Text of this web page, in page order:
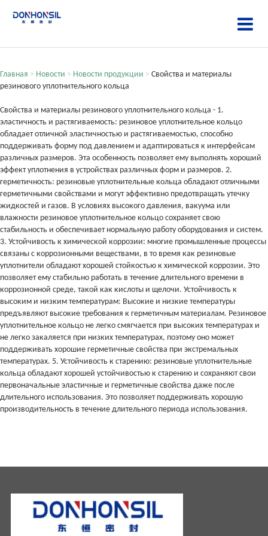
Главная > Новости > Новости продукции > Свойства и материалы
резинового уплотнительного кольца
Свойства и материалы резинового уплотнительного кольца - 1.
эластичность и растягиваемость: резиновое уплотнительное кольцо
обладает отличной эластичностью и растягиваемостью, способно
поддерживать форму под давлением и адаптироваться к интерфейсам
различных размеров. Эта особенность позволяет ему выполнять хороший
эффект уплотнения в устройствах различных форм и размеров. 2.
герметичность: резиновые уплотнительные кольца обладают отличными
герметичными свойствами и могут эффективно предотвращать утечку
жидкостей и газов. В условиях высокого давления, вакуума или
влажности резиновое уплотнительное кольцо сохраняет свою
стабильность и обеспечивает нормальную работу оборудования и систем.
3. Устойчивость к химической коррозии: многие промышленные процессы
связаны с коррозионными веществами, в то время как резиновые
уплотнители обладают хорошей стойкостью к химической коррозии. Это
позволяет ему стабильно работать в течение длительного времени в
коррозионной среде, такой как кислоты и щелочи. Устойчивость к
высоким и низким температурам: Высокие и низкие температуры
предъявляют высокие требования к герметичным материалам. Резиновое
уплотнительное кольцо не легко смягчается при высоких температурах и
не легко закаляется при низких температурах, поэтому оно может
поддерживать хорошие герметичные свойства при экстремальных
температурах. 5. Устойчивость к старению: резиновые уплотнительные
кольца обладают хорошей устойчивостью к старению и сохраняют свои
первоначальные эластичные и герметичные свойства даже после
длительного использования. Это позволяет поддерживать хорошую
производительность в течение длительного периода использования.